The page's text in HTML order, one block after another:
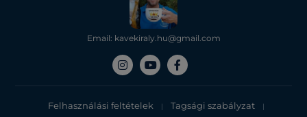
Email: kavekiraly.hu@gmail.com
Felhasználási feltételek | Tagsági szabályzat |